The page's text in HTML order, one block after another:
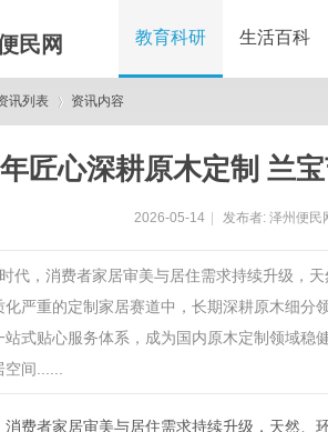
民网 教育科研 生活百科
讯列表 资讯内容
匠心深耕原木定制 兰
2026-05-14 发布者: 泽州便民
代，消费者家居审美与居住需求持续升级，
化严重的定制家居赛道中，长期深耕原木细
站式贴心服务体系，成为国内原木定制领域
间......
消费者家居审美与居住需求持续升级，天然